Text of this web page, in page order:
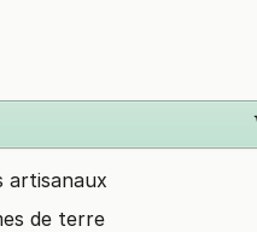
artisanaux
de terre